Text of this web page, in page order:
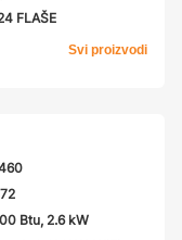
FLAŠE
Svi proizvodi
Btu, 2.6 kW